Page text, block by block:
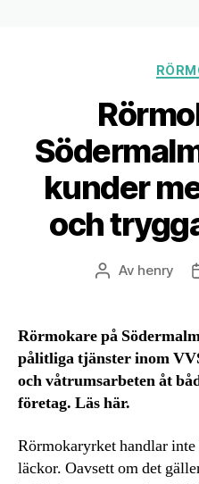
kunder
och
Av henry
Rörmokare på
pålitliga tjänster inom
och våtrumsarbeten åt
företag. Läs här.
Rörmokaryrket handlar
läckor. Oavsett om det